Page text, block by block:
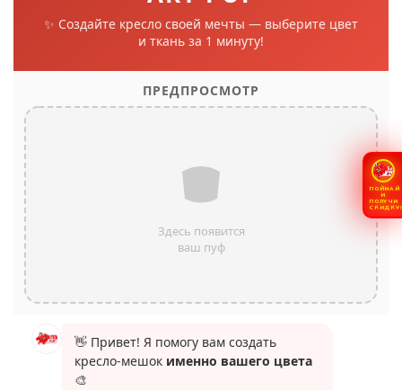
ПОЙМАЙ
И
ПОЛУЧИ
СКИДКУ!